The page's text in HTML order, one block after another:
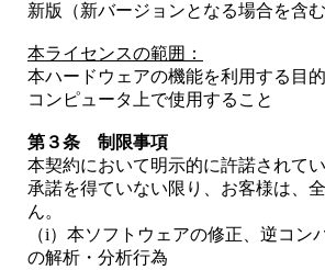
新版（新バージョンとなる場合を含
本ライセンスの範囲：
本ハードウェアの機能を利用する目
コンピュータ上で使用すること
第３条 制限事項
本契約において明示的に許諾されて
承諾を得ていない限り、お客様は、
ん。
（i）本ソフトウェアの修正、逆コ
の解析・分析行為